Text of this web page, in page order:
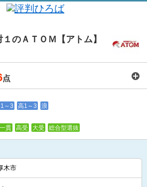
のＡＴＯＭ【アトム】
点
：3.6 周りの環境：3.6
～3 高1～3 浪
貫 高受 大受 総合型選抜